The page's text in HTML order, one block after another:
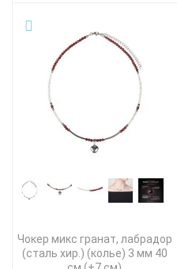
Чокер микс гранат, лабрадор
(сталь хир.) (колье) 3 мм 40